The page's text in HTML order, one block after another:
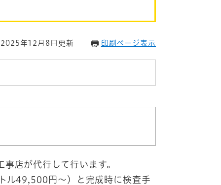
年12月8日更新 印刷ページ表示
店が代行して行います。
ル49,500円～）と完成時に検査手